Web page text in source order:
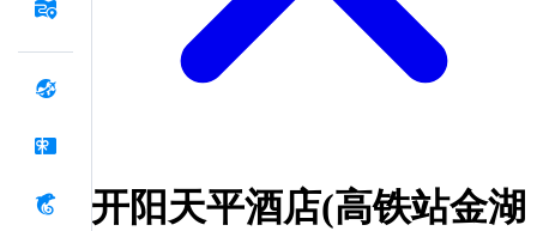
开阳天平酒店(高铁站金湖